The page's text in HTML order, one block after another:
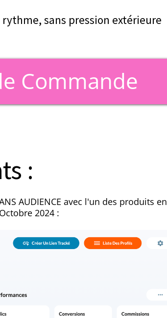
sans pression extérieure
Commande
:
AUDIENCE avec l'un des produits en
2024 :